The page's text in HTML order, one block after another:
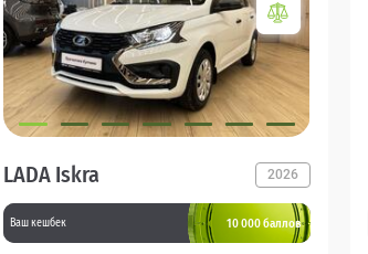
LADA Iskra 2026
Ваш кешбек 10 000 баллов